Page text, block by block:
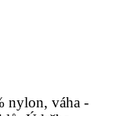
nylon, váha -